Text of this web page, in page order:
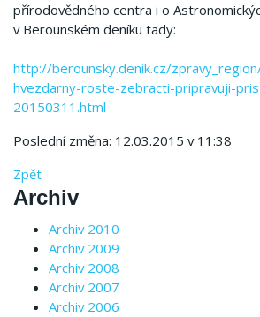
přírodovědného centra i o
v Berounském deníku tady:
http://berounsky.denik.cz/
hvezdarny-roste-zebracti-pripravuji-
20150311.html
Poslední změna: 12.03.2015 v 11:38
Zpět
Archiv
Archiv 2010
Archiv 2009
Archiv 2008
Archiv 2007
Archiv 2006